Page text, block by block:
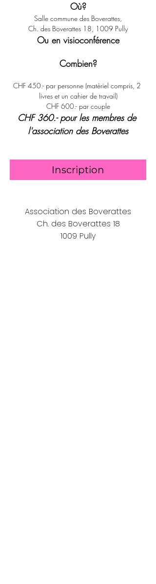
​Où?
Salle commune des Boverattes,
Ch. des Boverattes 18, 1009 Pully
Ou en visioconférence
Combien?
CHF 450.- par personne (matériel compris, 2
livres et un cahier de travail)
CHF 600.- par couple
CHF 360.- pour les membres de
l'association des Boverattes
Inscription
Association des Boverattes
Ch. des Boverattes 18
1009 Pully